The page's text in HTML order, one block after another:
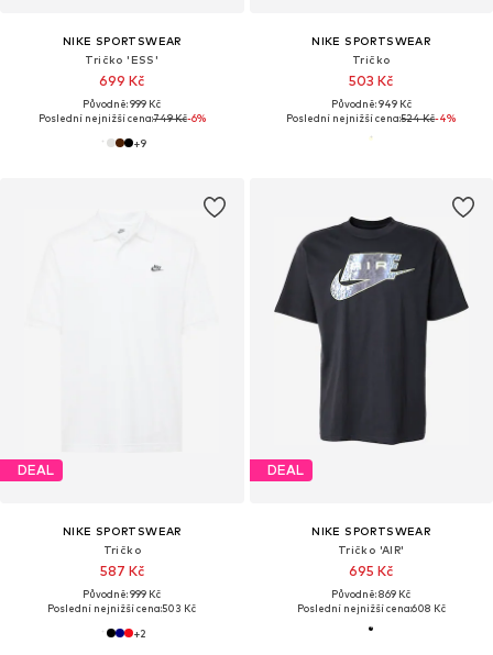
NIKE SPORTSWEAR
Tričko 'ESS'
699 Kč
Původně: 999 Kč
Poslední nejnižší cena:749 Kč-6%
+9
NIKE SPORTSWEAR
Tričko
503 Kč
Původně: 949 Kč
Poslední nejnižší cena:524 Kč-4%
DEAL
NIKE SPORTSWEAR
Tričko
587 Kč
Původně: 999 Kč
Poslední nejnižší cena:503 Kč
+2
DEAL
NIKE SPORTSWEAR
Tričko 'AIR'
695 Kč
Původně: 869 Kč
Poslední nejnižší cena:608 Kč